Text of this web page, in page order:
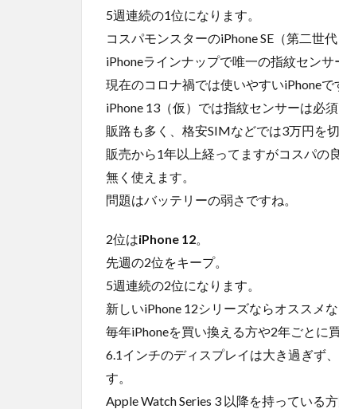
5週連続の1位になります。
コスパモンスターのiPhone SE（第二世代
iPhoneラインナップで唯一の指紋センサ
現在のコロナ禍では使いやすいiPhoneで
iPhone 13（仮）では指紋センサーは必須
販路も多く、格安SIMなどでは3万円を
販売から1年以上経ってますがコスパの
無く使えます。
問題はバッテリーの弱さですね。
2位はiPhone 12
先週の2位をキープ。
5週連続の2位になります。
新しいiPhone 12シリーズならオススメな
毎年iPhoneを買い換える方や2年ごとに
6.1インチのディスプレイは大き過ぎず
す。
Apple Watch Series 3 以降を持っている